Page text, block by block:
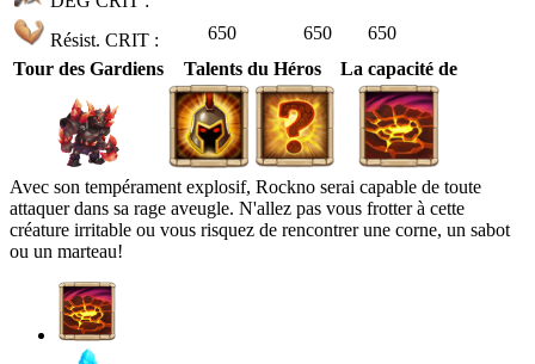
Résist. CRIT : 650 650
650
Tour des Gardiens
Talents du Héros La capacité de
Avec son tempérament explosif, Rockno serai capable de toute
attaquer dans sa rage aveugle. N'allez pas vous frotter à cette
créature irritable ou vous risquez de rencontrer une corne, un sabot
ou un marteau!